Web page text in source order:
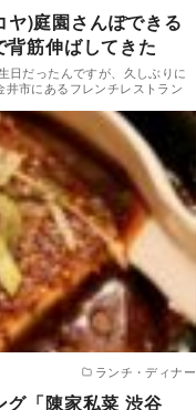
)庭園さんぽできる
筋伸ばしてきた
日だったんですが、久しぶりに
市にあるフレンチレストラン
ランチ・ディナー
グ「陳家私菜 渋谷